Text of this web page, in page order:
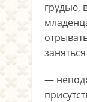
грудью,
—